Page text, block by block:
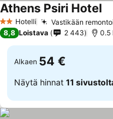
2 Tähtiluokitus
Hotelli Vastikään
Athens Psiri Hotel
8,8 Loistava 2 443 0.5
Alkaen 54 €
Näytä hinnat 11